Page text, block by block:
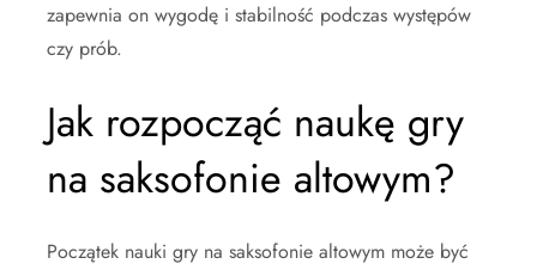
zapewnia on wygodę i stabilność podczas występów
czy prób.
Jak rozpocząć naukę gry
na saksofonie altowym?
Początek nauki gry na saksofonie altowym może być